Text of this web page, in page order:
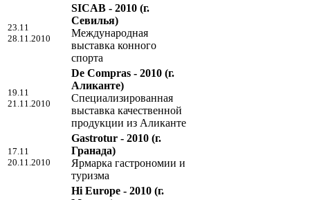
23.11
28.11.2010
SICAB - 2010 (г.
Севилья)
Международная
выставка конного
спорта
19.11
21.11.2010
De Compras - 2010 (г.
Аликанте)
Специализированная
выставка качественной
продукции из Аликанте
17.11
20.11.2010
Gastrotur - 2010 (г.
Гранада)
Ярмарка гастрономии и
туризма
Hi Europe - 2010 (г.